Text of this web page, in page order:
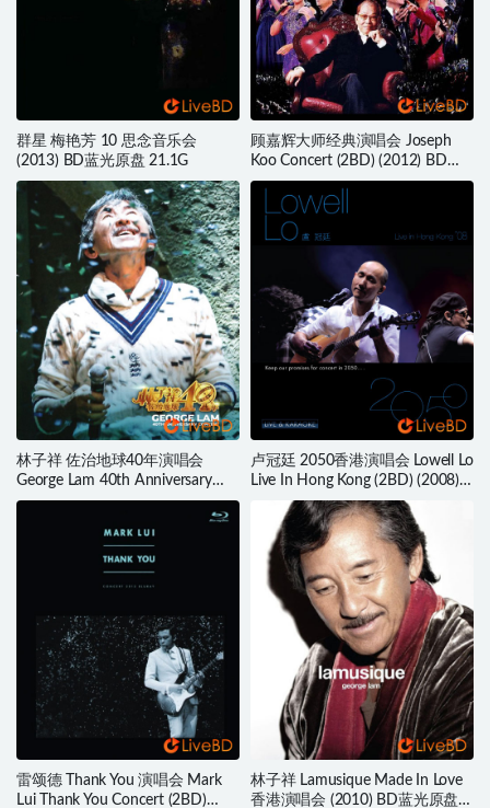
群星 梅艳芳 10 思念音乐会
(2013) BD蓝光原盘 21.1G
顾嘉辉大师经典演唱会 Joseph
Koo Concert (2BD) (2012) BD蓝
光原盘 51.3G
林子祥 佐治地球40年演唱会
George Lam 40th Anniversary
Concert (2016) BD蓝光原盘
卢冠廷 2050香港演唱会 Lowell Lo
Live In Hong Kong (2BD) (2008)
BD蓝光原盘 84.5G
雷颂德 Thank You 演唱会 Mark
Lui Thank You Concert (2BD)
林子祥 Lamusique Made In Love
香港演唱会 (2010) BD蓝光原盘